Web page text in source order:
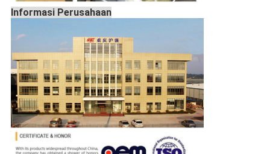
Informasi Perusahaan